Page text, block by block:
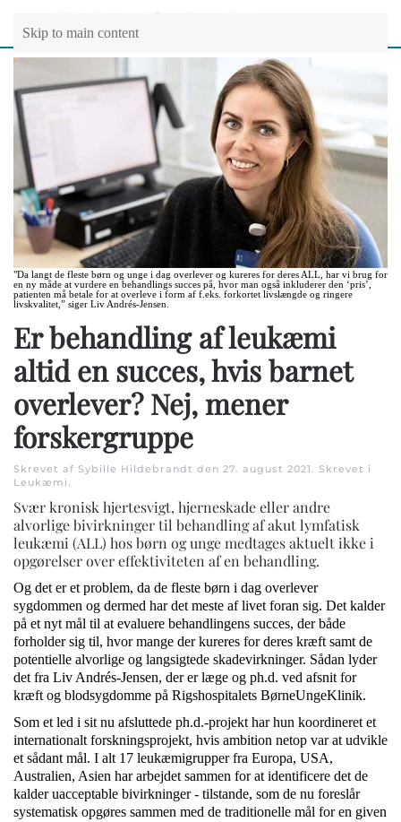
Skip to main content
"Da langt de fleste børn og unge i dag overlever og kureres for deres ALL, har vi brug for
en ny måde at vurdere en behandlings succes på, hvor man også inkluderer den ‘pris’,
patienten må betale for at overleve i form af f.eks. forkortet livslængde og ringere
livskvalitet,” siger Liv Andrés-Jensen.
Er behandling af leukæmi
altid en succes, hvis barnet
overlever? Nej, mener
forskergruppe
Skrevet af Sybille Hildebrandt den 27. august 2021. Skrevet i
Leukæmi.
Svær kronisk hjertesvigt, hjerneskade eller andre
alvorlige bivirkninger til behandling af akut lymfatisk
leukæmi (ALL) hos børn og unge medtages aktuelt ikke i
opgørelser over effektiviteten af en behandling.
Og det er et problem, da de fleste børn i dag overlever
sygdommen og dermed har det meste af livet foran sig. Det kalder
på et nyt mål til at evaluere behandlingens succes, der både
forholder sig til, hvor mange der kureres for deres kræft samt de
potentielle alvorlige og langsigtede skadevirkninger. Sådan lyder
det fra Liv Andrés-Jensen, der er læge og ph.d. ved afsnit for
kræft og blodsygdomme på Rigshospitalets BørneUngeKlinik.
Som et led i sit nu afsluttede ph.d.-projekt har hun koordineret et
internationalt forskningsprojekt, hvis ambition netop var at udvikle
et sådant mål. I alt 17 leukæmigrupper fra Europa, USA,
Australien, Asien har arbejdet sammen for at identificere det de
kalder uacceptable bivirkninger - tilstande, som de nu foreslår
systematisk opgøres sammen med de traditionelle mål for en given